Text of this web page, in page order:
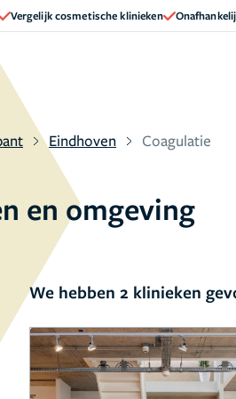
Vergelijk cosmetische klinieken
Eindhoven Coagulatie
en omgeving
We hebben 2 klinieken